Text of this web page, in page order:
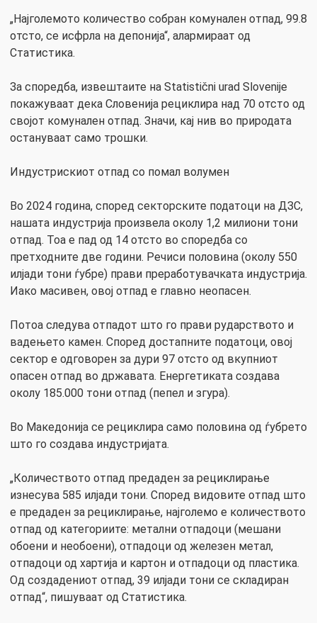
„Најголемото количество собран комунален отпад, 99.8
отсто, се исфрла на депонија“, алармираат од
Статистика.
За споредба, извештаите на Statistični urad Slovenije
покажуваат дека Словенија рециклира над 70 отсто од
својот комунален отпад. Значи, кај нив во природата
остануваат само трошки.
Индустрискиот отпад со помал волумен
Во 2024 година, според секторските податоци на ДЗС,
нашата индустрија произвела околу 1,2 милиони тони
отпад. Тоа е пад од 14 отсто во споредба со
претходните две години. Речиси половина (околу 550
илјади тони ѓубре) прави преработувачката индустрија.
Иако масивен, овој отпад е главно неопасен.
Потоа следува отпадот што го прави рударството и
вадењето камен. Според достапните податоци, овој
сектор е одговорен за дури 97 отсто од вкупниот
опасен отпад во државата. Енергетиката создава
околу 185.000 тони отпад (пепел и згура).
Во Македонија се рециклира само половина од ѓубрето
што го создава индустријата.
„Количеството отпад предаден за рециклирање
изнесува 585 илјади тони. Според видовите отпад што
е предаден за рециклирање, најголемо е количеството
отпад од категориите: метални отпадоци (мешани
обоени и необоени), отпадоци од железен метал,
отпадоци од хартија и картон и отпадоци од пластика.
Од создадениот отпад, 39 илјади тони се складиран
отпад“, пишуваат од Статистика.